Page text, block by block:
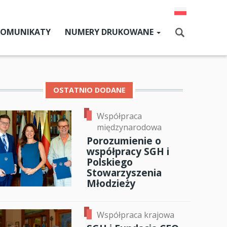
SGH
SGH
NUMERY DRUKOWANE
Aktualny numer
OSTATNIO DODANE
Współpraca
międzynarodowa
Porozumienie o
współpracy SGH i
Polskiego
Stowarzyszenia
Młodzieży
Współpraca krajowa